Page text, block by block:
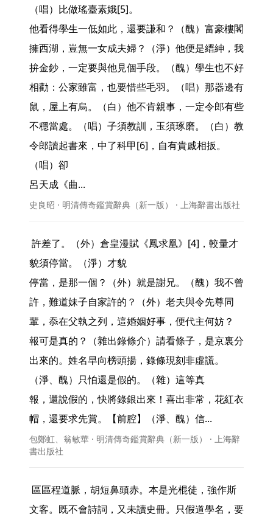
（唱）比做瑤臺素娥[5]。
他看得學生一低如此，還要謙和？（醜）富豪樓閣
擁西湖，豈無一女成夫婦？（淨）他便是縉紳，我
拚金鈔，一定要與他見個手段。（醜）學生也不好
相勸：公家雖富，也要惜些毛羽。（唱）那器邊有
鼠，屋上有烏。（白）他不肯親事，一定令郎有些
不穩當處。（唱）子須教訓，玉須琢磨。（白）教
令郎讀起書來，中了科甲[6]，自有貴戚相扳。
（唱）卻
呂天成《曲...
史良昭 · 明清傳奇鑑賞辭典（新一版） · 上海辭書出版社
貌須停當。（淨）才貌
停當，是那一個？（外）就是謝兄。（醜）我不曾
許，難道妹子自家許的？（外）老夫與令先尊同
輩，忝在父執之列，這婚姻好事，便代主何妨？
報可是真的？（雜出錄條介）請看條子，是京裏分
出來的。姓名早向榜頭揚，錄條現刻非虛謊。
（淨、醜）只怕還是假的。（雜）這等真
報，還說假的，快將錄銀出來！喜出非常，花紅衣
帽，還要求先賞。【前腔】（淨、醜）信...
包鄭虹、翁敏華 · 明清傳奇鑑賞辭典（新一版） · 上海辭
書出版社
文客。既不會詩詞，又未讀史冊。只假道學名，要